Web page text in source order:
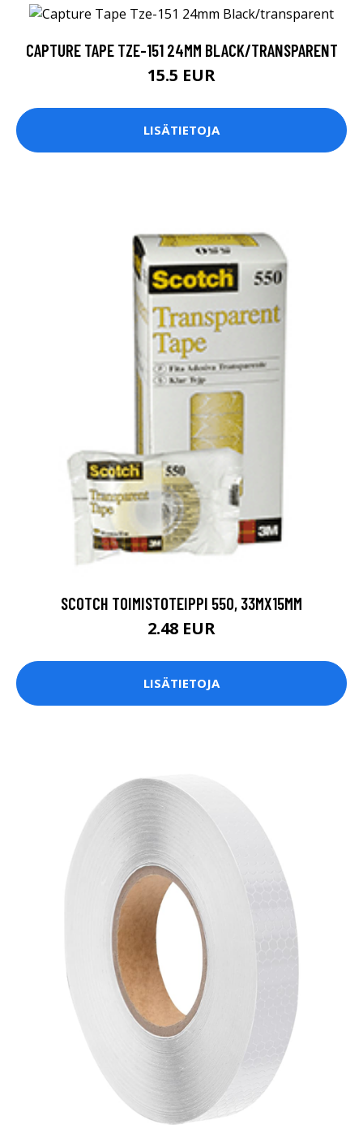
CAPTURE TAPE TZE-151 24MM BLACK/TRANSPARENT
15.5 EUR
LISÄTIETOJA
SCOTCH TOIMISTOTEIPPI 550, 33MX15MM
2.48 EUR
LISÄTIETOJA